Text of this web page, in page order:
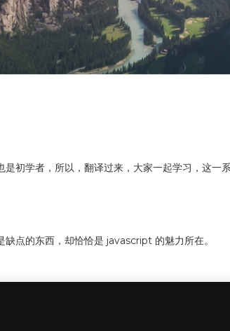
初学者，所以，翻译过来，大家一起学习，这
点的东西，却恰恰是 javascript 的魅力所在。